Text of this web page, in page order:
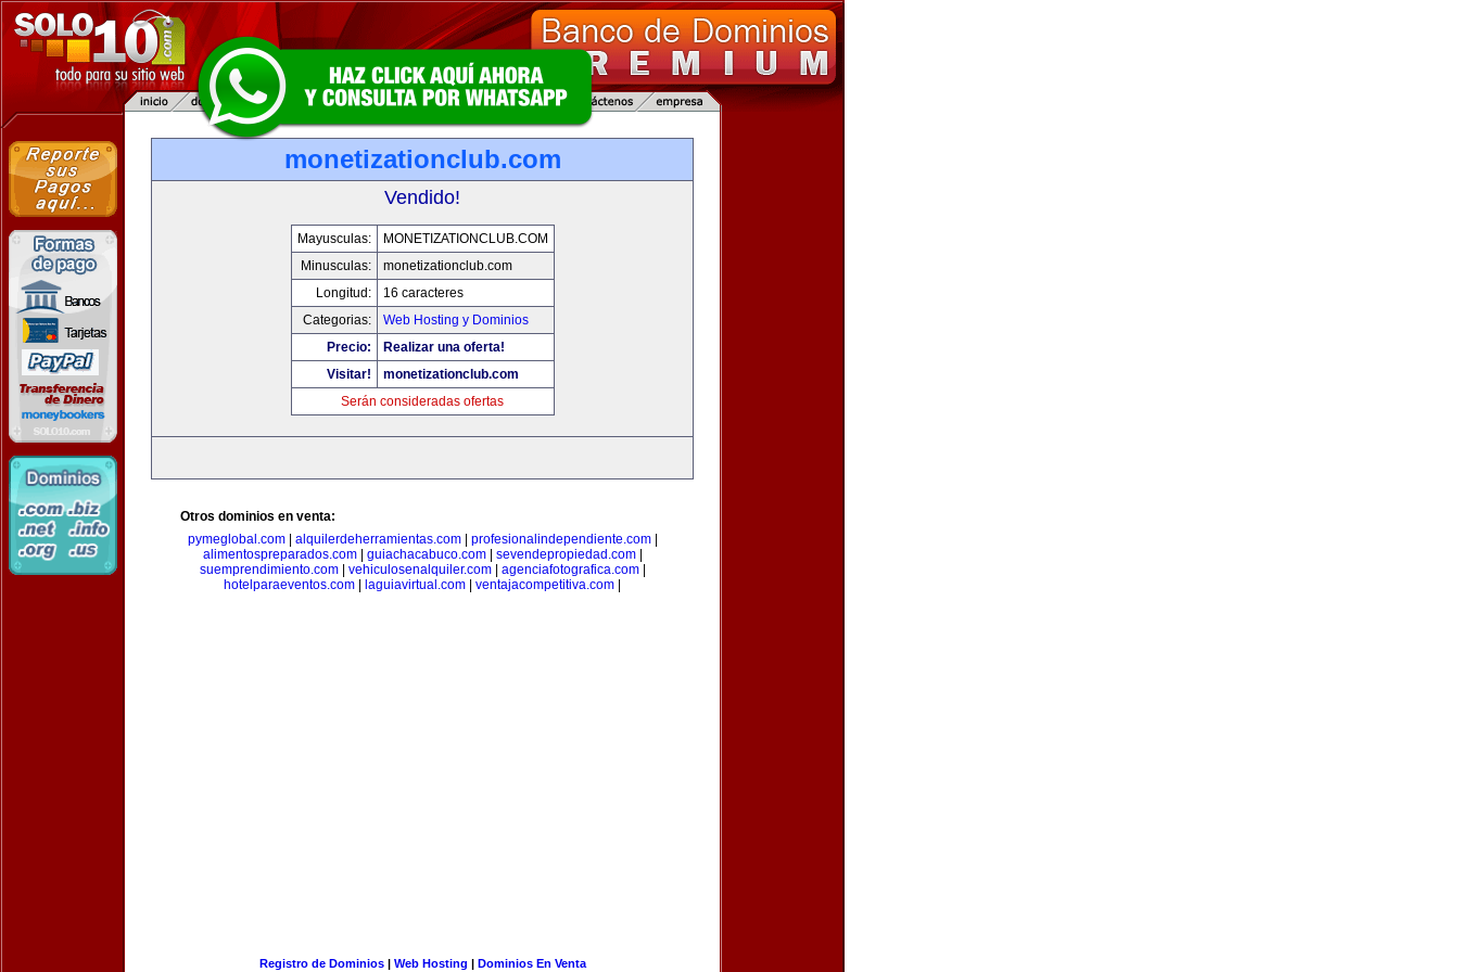
monetizationclub.com
Vendido!
Mayusculas:
MONETIZATIONCLUB.COM
Minusculas:
monetizationclub.com
Longitud:
16 caracteres
Categorias:
Web Hosting y Dominios
Precio:
Realizar una oferta!
Visitar!
monetizationclub.com
Serán consideradas ofertas
Otros dominios en venta:
pymeglobal.com| alquilerdeherramientas.com| profesionalindependiente.com|
alimentospreparados.com| guiachacabuco.com| sevendepropiedad.com|
suemprendimiento.com| vehiculosenalquiler.com| agenciafotografica.com|
hotelparaeventos.com
laguiavirtual.com ventajacompetitiva.com
Registro de Dominios| Web Hosting | Dominios En Venta